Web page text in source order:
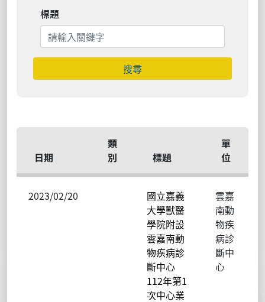
標題
搜尋
日期
類
別
標題
單
位
2023/02/20
國立嘉義
大學獸醫
學院附設
雲嘉南動
物疾病診
斷中心
112年第1
次中心業
雲嘉
南動
物疾
病診
斷中
心